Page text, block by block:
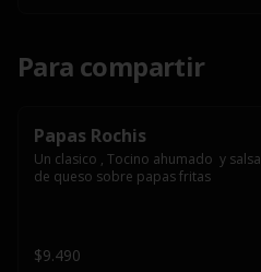
Para compartir
Papas Rochis
Un clasico , Tocino ahumado  y salsa
de queso sobre papas fritas
$9.490